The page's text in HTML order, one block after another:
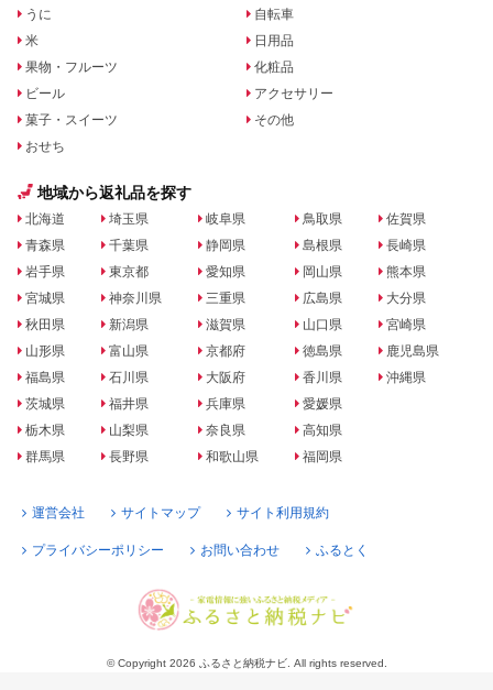
うに
米
果物・フルーツ
ビール
菓子・スイーツ
おせち
自転車
日用品
化粧品
アクセサリー
その他
地域から返礼品を探す
北海道
青森県
岩手県
宮城県
秋田県
山形県
福島県
茨城県
栃木県
群馬県
埼玉県
千葉県
東京都
神奈川県
新潟県
富山県
石川県
福井県
山梨県
長野県
岐阜県
静岡県
愛知県
三重県
滋賀県
京都府
大阪府
兵庫県
奈良県
和歌山県
鳥取県
島根県
岡山県
広島県
山口県
徳島県
香川県
愛媛県
高知県
福岡県
佐賀県
長崎県
熊本県
大分県
宮崎県
鹿児島県
沖縄県
運営会社 サイトマップ サイト利用規約
プライバシーポリシー お問い合わせ ふるとく
© Copyright 2026 ふるさと納税ナビ. All rights reserved.